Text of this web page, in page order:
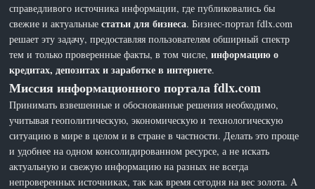
справедливого источника информации, где публиковались бы
свежие и актуальныестатьи для бизнеса. Бизнес-портал fdlx.com
решает эту задачу, предоставляя пользователям обширный спектр
тем и только проверенные факты, в том числе,информацию о
кредитах, депозитах и заработке в интернете.
Миссия информационного портала fdlx.com
Принимать взвешенные и обоснованные решения необходимо,
учитывая геополитическую, экономическую и технологическую
ситуацию в мире в целом и в стране в частности. Делать это проще
и удобнее на одном консолидированном ресурсе, а не искать
актуальную и свежую информацию на разных не всегда
непроверенных источниках, так как время сегодня на вес золота. А